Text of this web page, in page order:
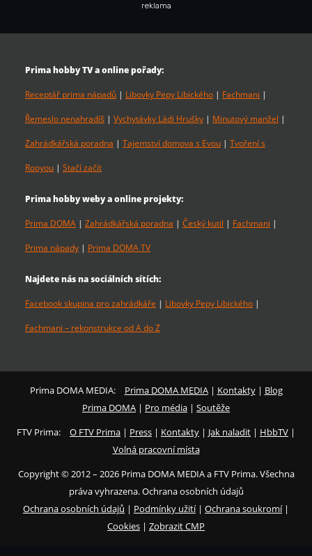
reklama
Prima hobby TV a online pořady:
Receptář prima nápadů | Libovky Pepy Libického | Fachmani |
Řemeslo nenahradíš | Vychytávky Ládi Hrušky | Minutový manžel |
Zahrádkářská poradna | Tajemství domova s Evou | Tvoření s
Rooyou | Stačí začít
Prima hobby weby a online projekty:
Prima DOMA | Zahrádkářská poradna | Český kutil | Fachmani |
Prima nápady | Prima DOMA TV
Najdete nás na sociálních sítích:
Facebook skupina pro zahrádkáře | Libovky Pepy Libického |
Fachmani – rekonstrukce od A do Z
Prima DOMA MEDIA: Prima DOMA MEDIA| Kontakty| Blog
Prima DOMA | Pro média | Soutěže
FTV Prima:
O FTV Prima | Press | Kontakty | Jak naladit | HbbTV |
Volná pracovní místa
Copyright © 2012 – 2026 Prima DOMA MEDIA a FTV Prima. Všechna
práva vyhrazena. Ochrana osobních údajů
Ochrana osobních údajů | Podmínky užití| Ochrana soukromí|
Cookies | Zobrazit CMP